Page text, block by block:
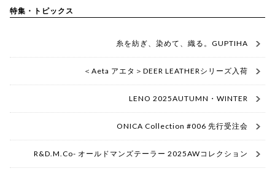
特集・トピックス
糸を紡ぎ、染めて、織る。GUPTIHA
＜Aeta アエタ＞DEER LEATHERシリーズ入荷
LENO 2025AUTUMN・WINTER
ONICA Collection #006 先行受注会
R&D.M.Co- オールドマンズテーラー 2025AWコレクション